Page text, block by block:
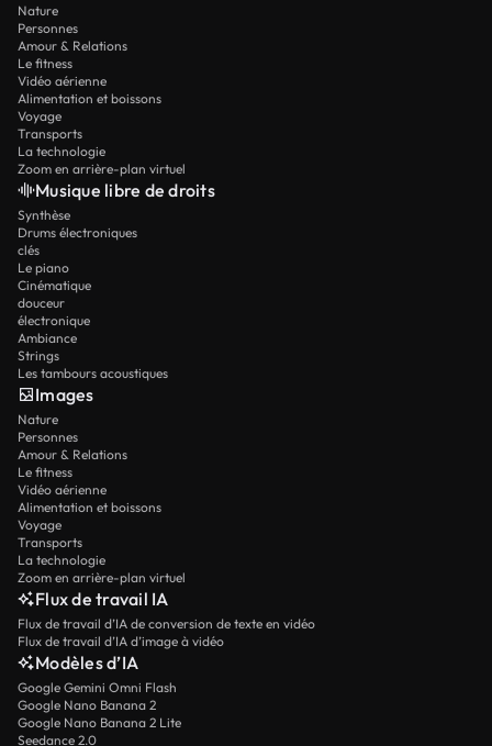
Nature
Personnes
Amour & Relations
Le fitness
Vidéo aérienne
Alimentation et boissons
Voyage
Transports
La technologie
Zoom en arrière-plan virtuel
Musique libre de droits
Synthèse
Drums électroniques
clés
Le piano
Cinématique
douceur
électronique
Ambiance
Strings
Les tambours acoustiques
Images
Nature
Personnes
Amour & Relations
Le fitness
Vidéo aérienne
Alimentation et boissons
Voyage
Transports
La technologie
Zoom en arrière-plan virtuel
Flux de travail IA
Flux de travail d’IA de conversion de texte en vidéo
Flux de travail d’IA d’image à vidéo
Modèles d’IA
Google Gemini Omni Flash
Google Nano Banana 2
Google Nano Banana 2 Lite
Seedance 2.0